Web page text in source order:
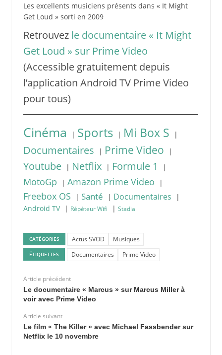
Les excellents musiciens présents dans « It Might
Get Loud » sorti en 2009
Retrouvez le documentaire « It Might
Get Loud » sur Prime Video
(Accessible gratuitement depuis
l’application Android TV Prime Video
pour tous)
Cinéma | Sports | Mi Box S |
Documentaires | Prime Video |
Youtube | Netflix | Formule 1 |
MotoGp | Amazon Prime Video |
Freebox OS | Santé | Documentaires |
Android TV | Répéteur Wifi | Stadia
CATÉGORIES Actus SVOD Musiques
ÉTIQUETTES Documentaires Prime Video
Article précédent
Le documentaire « Marcus » sur Marcus Miller à
voir avec Prime Video
Article suivant
Le film « The Killer » avec Michael Fassbender sur
Netflix le 10 novembre